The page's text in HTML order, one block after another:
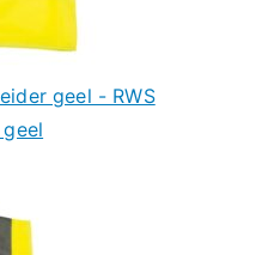
geel - RWS